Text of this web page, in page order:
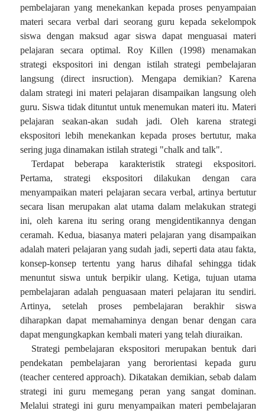
pembelajaran yang menekankan kepada proses penyampaian
materi secara verbal dari seorang guru kepada sekelompok
siswa dengan maksud agar siswa dapat menguasai materi
pelajaran secara optimal. Roy Killen (1998) menamakan
strategi ekspositori ini dengan istilah strategi pembelajaran
langsung (direct insruction). Mengapa demikian? Karena
dalam strategi ini materi pelajaran disampaikan langsung oleh
guru. Siswa tidak dituntut untuk menemukan materi itu. Materi
pelajaran seakan-akan sudah jadi. Oleh karena strategi
ekspositori lebih menekankan kepada proses bertutur, maka
sering juga dinamakan istilah strategi "chalk and talk".
Terdapat beberapa karakteristik strategi ekspositori.
Pertama, strategi ekspositori dilakukan dengan cara
menyampaikan materi pelajaran secara verbal, artinya bertutur
secara lisan merupakan alat utama dalam melakukan strategi
ini, oleh karena itu sering orang mengidentikannya dengan
ceramah. Kedua, biasanya materi pelajaran yang disampaikan
adalah materi pelajaran yang sudah jadi, seperti data atau fakta,
konsep-konsep tertentu yang harus dihafal sehingga tidak
menuntut siswa untuk berpikir ulang. Ketiga, tujuan utama
pembelajaran adalah penguasaan materi pelajaran itu sendiri.
Artinya, setelah proses pembelajaran berakhir siswa
diharapkan dapat memahaminya dengan benar dengan cara
dapat mengungkapkan kembali materi yang telah diuraikan.
Strategi pembelajaran ekspositori merupakan bentuk dari
pendekatan pembelajaran yang berorientasi kepada guru
(teacher centered approach). Dikatakan demikian, sebab dalam
strategi ini guru memegang peran yang sangat dominan.
Melalui strategi ini guru menyampaikan materi pembelajaran